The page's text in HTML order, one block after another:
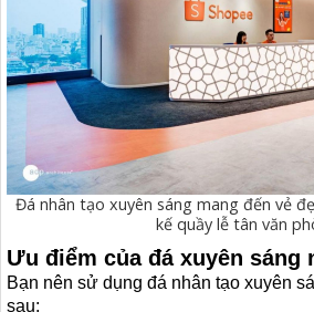
Đá nhân tạo xuyên sáng mang đến vẻ
kế quầy lễ tân văn
Ưu điểm của đá xuyên sáng
Bạn nên sử dụng đá nhân tạo xuyên
sau: